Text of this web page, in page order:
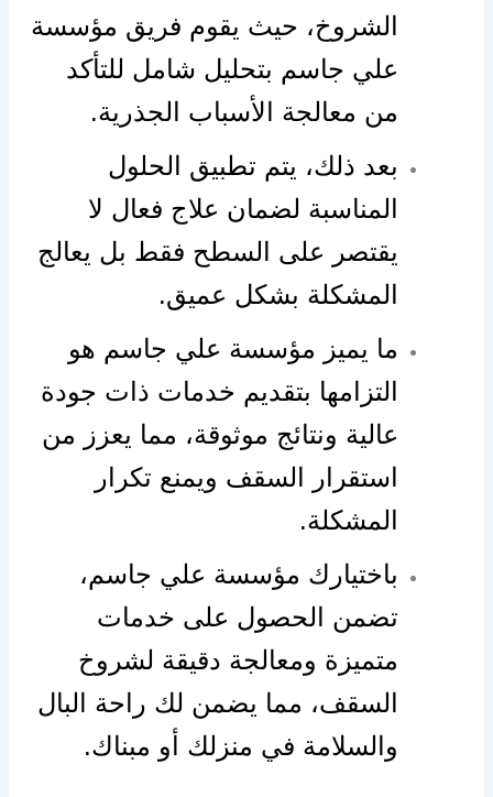
الشروخ، حيث يقوم فريق مؤسسة
علي جاسم بتحليل شامل للتأكد
من معالجة الأسباب الجذرية.
بعد ذلك، يتم تطبيق الحلول
المناسبة لضمان علاج فعال لا
يقتصر على السطح فقط بل يعالج
المشكلة بشكل عميق.
ما يميز مؤسسة علي جاسم هو
التزامها بتقديم خدمات ذات جودة
عالية ونتائج موثوقة، مما يعزز من
استقرار السقف ويمنع تكرار
المشكلة.
باختيارك مؤسسة علي جاسم،
تضمن الحصول على خدمات
متميزة ومعالجة دقيقة لشروخ
السقف، مما يضمن لك راحة البال
والسلامة في منزلك أو مبناك.